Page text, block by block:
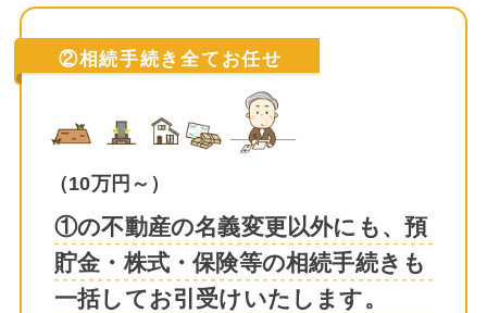
②相続手続き全てお任せ
（10万円～）
①の不動産の名義変更以外にも、預
貯金・株式・保険等の相続手続きも
一括してお引受けいたします。